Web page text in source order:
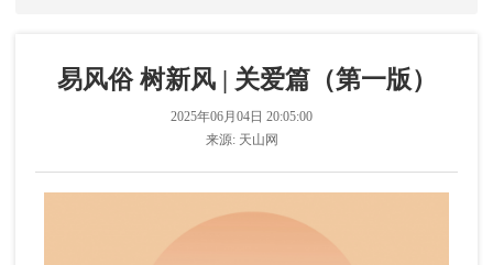
易风俗 树新风 | 关爱篇（第一版）
2025年06月04日 20:05:00
来源: 天山网